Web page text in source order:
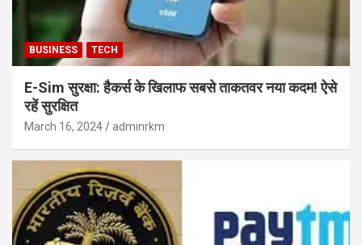
BUSINESS TECH
E-Sim सुरक्षा: हैकर्स के खिलाफ सबसे ताकतवर नया कदम! ऐसे
रहें सुरक्षित
March 16, 2024 adminrkm